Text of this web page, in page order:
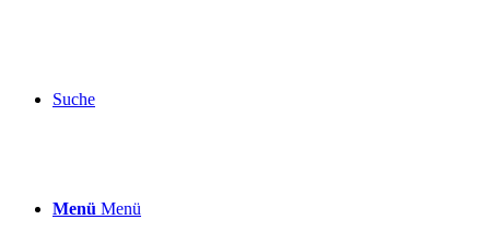
Suche
Menü Menü